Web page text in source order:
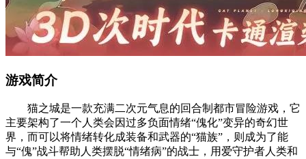
游戏简介
猫之城是一款充满二次元气息的回合制都市冒险游戏，它
主要架构了一个人类会因过多负面情绪“傀化”变异的奇幻世
界，而可以将情绪转化成装备和武器的“猫族”，则成为了能
与“傀”战斗帮助人类摆脱“情绪病”的战士，用爱守护者人类和